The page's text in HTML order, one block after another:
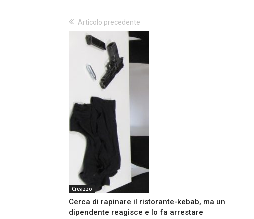
Articolo precedente
Creazzo
Cerca di rapinare il ristorante-kebab, ma un
dipendente reagisce e lo fa arrestare